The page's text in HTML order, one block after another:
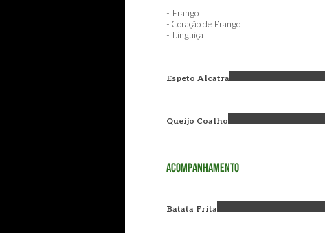
- Frango
- Coração de Frango
- Linguiça
Espeto Alcatra
Queijo Coalho
Acompanhamento
Batata Frita